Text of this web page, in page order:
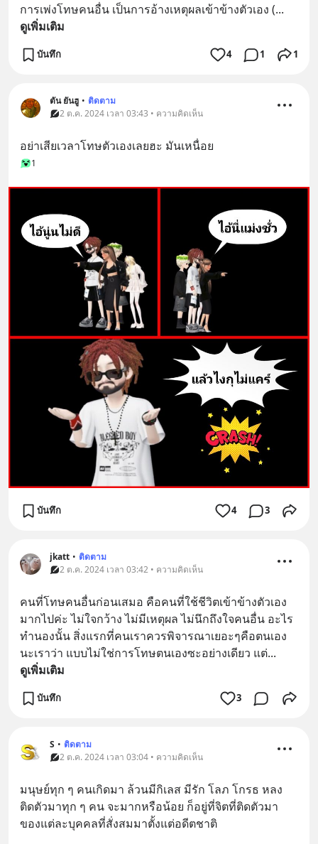
การเพ่งโทษคนอื่น เป็นการอ้างเหตุผลเข้าข้างตัวเอง (...
ดูเพิ่มเติม
บันทึก 4 1 1
ตัน ยันฮู • ติดตาม
2 ต.ค. 2024 เวลา 03:43 • ความคิดเห็น
อย่าเสียเวลาโทษตัวเองเลยฮะ มันเหนื่อย
1
บันทึก 4 3
jkatt • ติดตาม
2 ต.ค. 2024 เวลา 03:42 • ความคิดเห็น
คนที่โทษคนอื่นก่อนเสมอ คือคนที่ใช้ชีวิตเข้าข้างตัวเอง
มากไปค่ะ ไม่ใจกว้าง ไม่มีเหตุผล ไม่นึกถึงใจคนอื่น อะไร
ทำนองนั้น สิ่งแรกที่คนเราควรพิจารณาเยอะๆคือตนเอง
นะเราว่า แบบไม่ใช่การโทษตนเองซะอย่างเดียว แต่...
ดูเพิ่มเติม
บันทึก 3
S • ติดตาม
2 ต.ค. 2024 เวลา 03:04 • ความคิดเห็น
มนุษย์ทุก ๆ คนเกิดมา ล้วนมีกิเลส มีรัก โลภ โกรธ หลง
ติดตัวมาทุก ๆ คน จะมากหรือน้อย ก็อยู่ที่จิตที่ติดตัวมา
ของแต่ละบุคคลที่สั่งสมมาตั้งแต่อดีตชาติ